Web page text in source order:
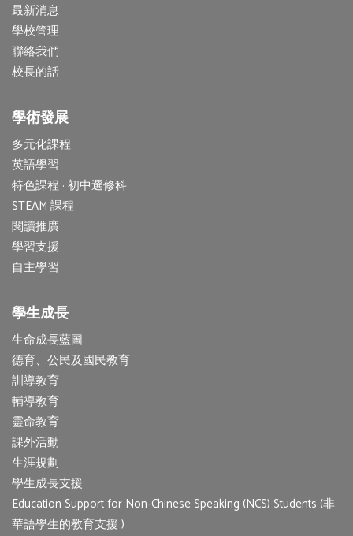
最新消息
學校管理
聯絡我們
校長的話
學術發展
多元化課程
英語學習
特色課程 · 初中選修科
STEAM 課程
閱讀推廣
學習支援
自主學習
學生成長
生命成長藍圖
德育、公民及國民教育
訓導教育
輔導教育
靈命教育
課外活動
生涯規劃
學生成長支援
Education Support for Non-Chinese Speaking (NCS) Students (非
華語學生的教育支援 )